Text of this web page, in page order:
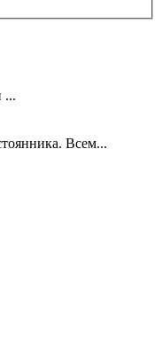
...
Всем...